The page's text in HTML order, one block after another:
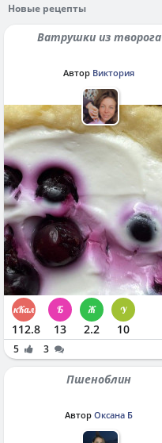
Новые рецепты
Ватрушки из творога
Автор Виктория
112.8 13 2.2 10
5 3
Пшеноблин
Автор Оксана Б